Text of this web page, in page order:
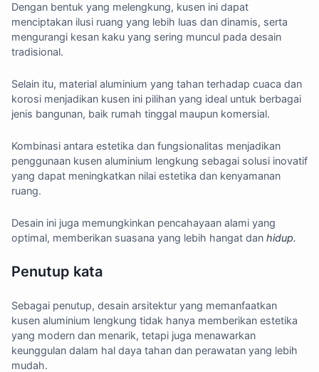
Dengan bentuk yang melengkung, kusen ini dapat
menciptakan ilusi ruang yang lebih luas dan dinamis, serta
mengurangi kesan kaku yang sering muncul pada desain
tradisional.
Selain itu, material aluminium yang tahan terhadap cuaca dan
korosi menjadikan kusen ini pilihan yang ideal untuk berbagai
jenis bangunan, baik rumah tinggal maupun komersial.
Kombinasi antara estetika dan fungsionalitas menjadikan
penggunaan kusen aluminium lengkung sebagai solusi inovatif
yang dapat meningkatkan nilai estetika dan kenyamanan
ruang.
Desain ini juga memungkinkan pencahayaan alami yang
optimal, memberikan suasana yang lebih hangat dan hidup.
Penutup kata
Sebagai penutup, desain arsitektur yang memanfaatkan
kusen aluminium lengkung tidak hanya memberikan estetika
yang modern dan menarik, tetapi juga menawarkan
keunggulan dalam hal daya tahan dan perawatan yang lebih
mudah.